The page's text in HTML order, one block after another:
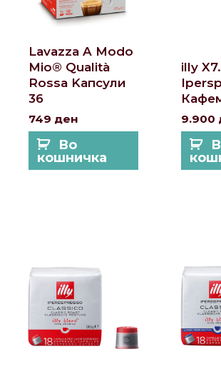
Lavazza A Modo
Mio® Qualità
Rossa Kапсули
36
749 ден
Во
кошничка
illy
9.900